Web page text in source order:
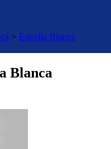
> Estrella Blanca
Blanca